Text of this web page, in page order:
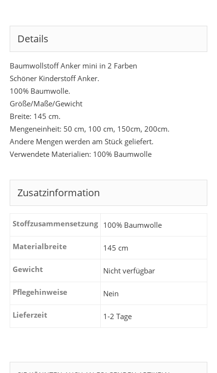
Details
Baumwollstoff Anker mini in 2 Farben
Schöner Kinderstoff Anker.
100% Baumwolle.
Größe/Maße/Gewicht
Breite: 145 cm.
Mengeneinheit: 50 cm, 100 cm, 150cm, 200cm.
Andere Mengen werden am Stück geliefert.
Verwendete Materialien: 100% Baumwolle
Zusatzinformation
Stoffzusammensetzung 100% Baumwolle
Materialbreite 145 cm
Gewicht Nicht verfügbar
Pflegehinweise Nein
Lieferzeit 1-2 Tage